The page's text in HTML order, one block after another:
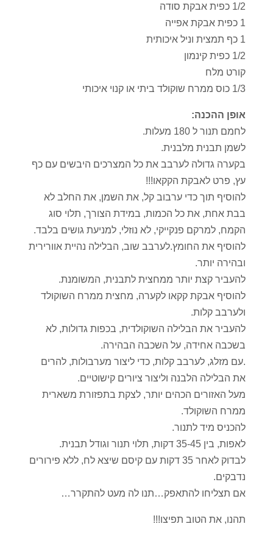
1/2 כפית אבקת סודה
1 כפית אבקת אפייה
1 כף תמצית וניל איכותית
1/2 כפית קינמון
קורט מלח
1/3 כוס ממרח שוקולד ביתי או קנוי איכותי
אופן ההכנה:
לחמם תנור ל 180 מעלות.
לשמן תבנית מלבנית.
בקערה גדולה לערבב את כל המצרכים היבשים עם כף
עץ, פרט לאבקת הקקאו!!!
להוסיף תוך כדי ערבוב קל, את השמן, את החלב לא
בבת אחת, את כל הכמות, במידת הצורך, תלוי סוג
הקמח, למרקם פנקייקי, לא נוזלי, למניעת גושים בלבד.
להוסיף את החומץ.לערבב שוב, הבלילה נהיית אוורירית
ובהירה יותר.
להעביר קצת יותר ממחצית לתבנית, המשומנת.
להוסיף אבקת קקאו לקערה, מחצית ממרח השוקולד
ולערבב קלות.
להעביר את הבלילה השוקולדית, בכפות גדולות, לא
בשכבה אחידה, על השכבה הבהירה.
.עם מזלג, לערבב קלות, כדי ליצור מערבולות, להרים
את הבלילה הלבנה וליצור ציורים קישוטיים.
מעל האזורים הכהים יותר, לצקת בתפזורת משארית
ממרח השוקולד.
להכניס מיד לתנור.
לאפות, בין 35-45 דקות, תלוי תנור וגודל תבנית.
לבדוק לאחר 35 דקות עם קיסם שיצא לח, ללא פירורים
נדבקים.
אם תצליחו להתאפק…תנו לה מעט להתקרר…
תהנו, את הטוב תפיצו!!!